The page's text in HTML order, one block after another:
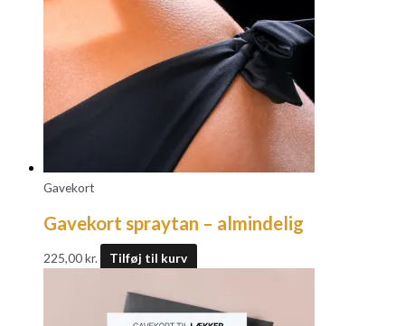
Gavekort
Gavekort spraytan – almindelig
225,00kr. Tilføj til kurv